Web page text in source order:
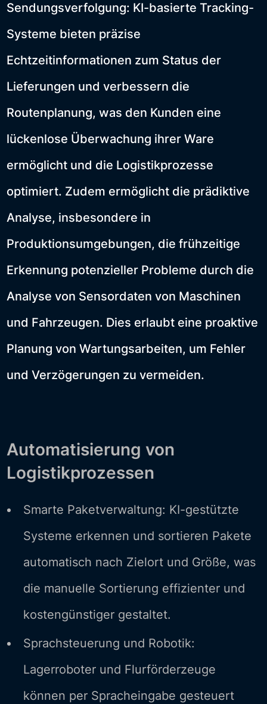
Sendungsverfolgung: KI-basierte Tracking-
Systeme bieten präzise
Echtzeitinformationen zum Status der
Lieferungen und verbessern die
Routenplanung, was den Kunden eine
lückenlose Überwachung ihrer Ware
ermöglicht und die Logistikprozesse
optimiert. Zudem ermöglicht die prädiktive
Analyse, insbesondere in
Produktionsumgebungen, die frühzeitige
Erkennung potenzieller Probleme durch die
Analyse von Sensordaten von Maschinen
und Fahrzeugen. Dies erlaubt eine proaktive
Planung von Wartungsarbeiten, um Fehler
und Verzögerungen zu vermeiden.
Automatisierung von
Logistikprozessen
Smarte Paketverwaltung: KI-gestützte
Systeme erkennen und sortieren Pakete
automatisch nach Zielort und Größe, was
die manuelle Sortierung effizienter und
kostengünstiger gestaltet.
Sprachsteuerung und Robotik:
Lagerroboter und Flurförderzeuge
können per Spracheingabe gesteuert